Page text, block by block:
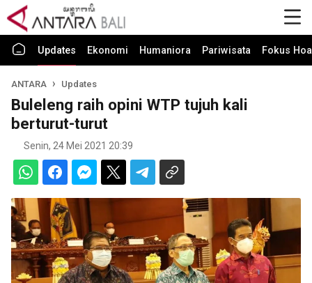
Updates Ekonomi Humaniora Pariwisata Fokus
ANTARA Updates
Buleleng raih opini WTP tujuh kali
berturut-turut
Senin, 24 Mei 2021 20:39